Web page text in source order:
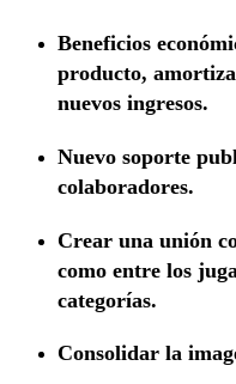
Beneficios
producto,
nuevos ingresos.
Nuevo soporte
colaboradores.
Crear una unión
como entre los
categorías.
Consolidar la